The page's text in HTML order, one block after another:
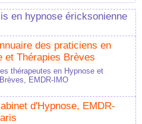
en hypnose éricksonienne
des praticiens en
et Thérapies Brèves
thérapeutes en Hypnose et
EMDR-IMO
d'Hypnose, EMDR-